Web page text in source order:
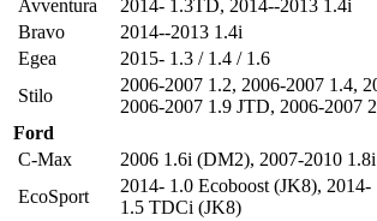
Avventura
2014- 1.3TD, 2014--2013 1.4i
Bravo
2014--2013 1.4i
Egea
2015- 1.3 / 1.4 / 1.6
Stilo
2006-2007 1.2, 2006-2007 1.4,
2006-2007 1.9 JTD, 2006-2007
Ford
C-Max
2006 1.6i (DM2), 2007-2010
EcoSport
2014- 1.0 Ecoboost (JK8), 2014-
1.5 TDCi (JK8)